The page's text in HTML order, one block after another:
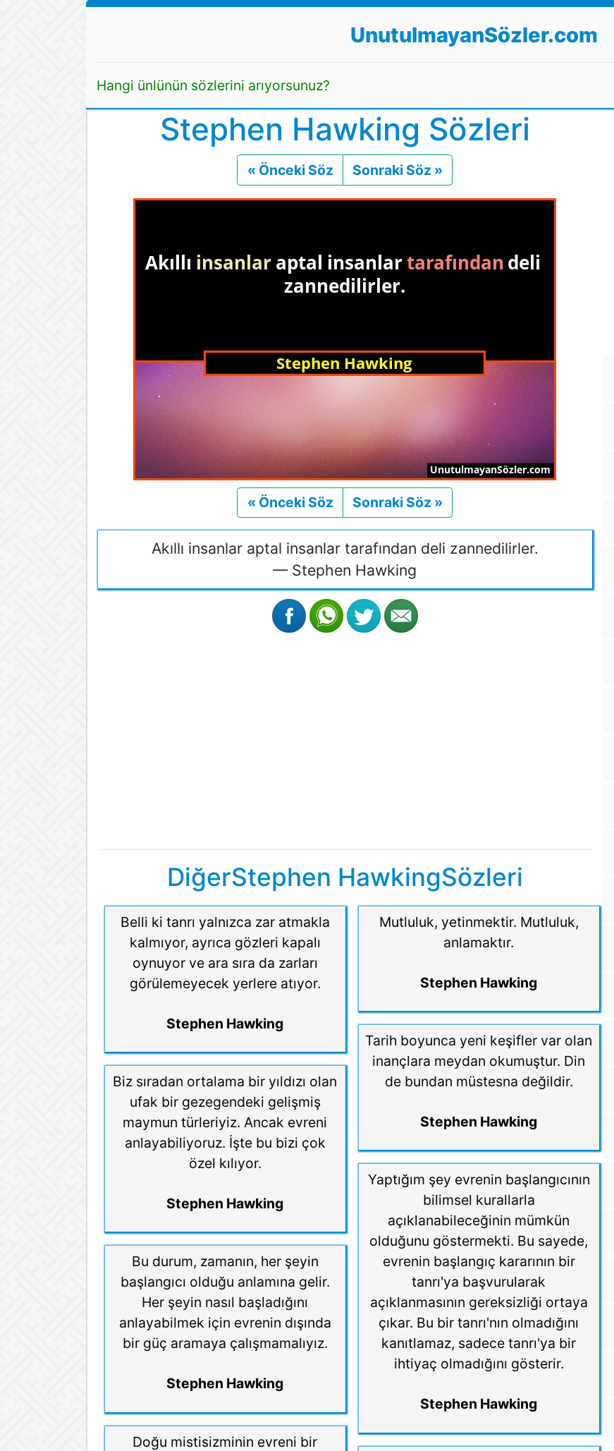
UnutulmayanSözler.com
Hangi ünlünün sözlerini arıyorsunuz?
Stephen Hawking Sözleri
« Önceki Söz Önceki
Sonraki Söz »
« Önceki Söz Önceki
Sonraki Söz »
Akıllı insanlar aptal insanlar tarafından deli zannedilirler.
— Stephen Hawking
DiğerStephen HawkingSözleri
Belli ki tanrı yalnızca zar atmakla
kalmıyor, ayrıca gözleri kapalı
oynuyor ve ara sıra da zarları
görülemeyecek yerlere atıyor.
Stephen Hawking
Biz sıradan ortalama bir yıldızı olan
ufak bir gezegendeki gelişmiş
maymun türleriyiz. Ancak evreni
anlayabiliyoruz. İşte bu bizi çok
özel kılıyor.
Stephen Hawking
Bu durum, zamanın, her şeyin
başlangıcı olduğu anlamına gelir.
Her şeyin nasıl başladığını
anlayabilmek için evrenin dışında
bir güç aramaya çalışmamalıyız.
Stephen Hawking
Doğu mistisizminin evreni bir
Mutluluk, yetinmektir. Mutluluk,
anlamaktır.
Stephen Hawking
Tarih boyunca yeni keşifler var olan
inançlara meydan okumuştur. Din
de bundan müstesna değildir.
Stephen Hawking
Yaptığım şey evrenin başlangıcının
bilimsel kurallarla
açıklanabileceğinin mümkün
olduğunu göstermekti. Bu sayede,
evrenin başlangıç kararının bir
tanrı'ya başvurularak
açıklanmasının gereksizliği ortaya
çıkar. Bu bir tanrı'nın olmadığını
kanıtlamaz, sadece tanrı'ya bir
ihtiyaç olmadığını gösterir.
Stephen Hawking